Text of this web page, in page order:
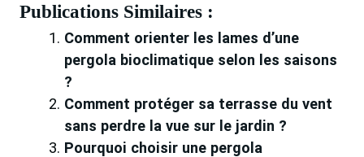
Publications Similaires :
Comment orienter les lames d’une
pergola bioclimatique selon les saisons
?
Comment protéger sa terrasse du vent
sans perdre la vue sur le jardin ?
Pourquoi choisir une pergola